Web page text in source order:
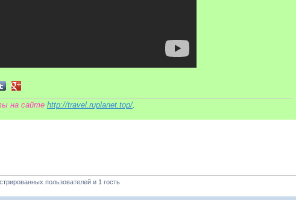
в Delicious
в VK в Tumblr
Поделиться в Google+
на сайте http://travel.ruplanet.top/.
пользователей и 1 гость